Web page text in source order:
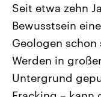
Landtagswahl
2026
Alle Informationen
Sachsen-Anhalt
September 2026
Landtag. Seit 2021
Bundesland von
Seit etwa zehn
Bewusstsein
Geologen
Werden in
Untergrund